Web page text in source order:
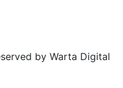
by Warta Digital